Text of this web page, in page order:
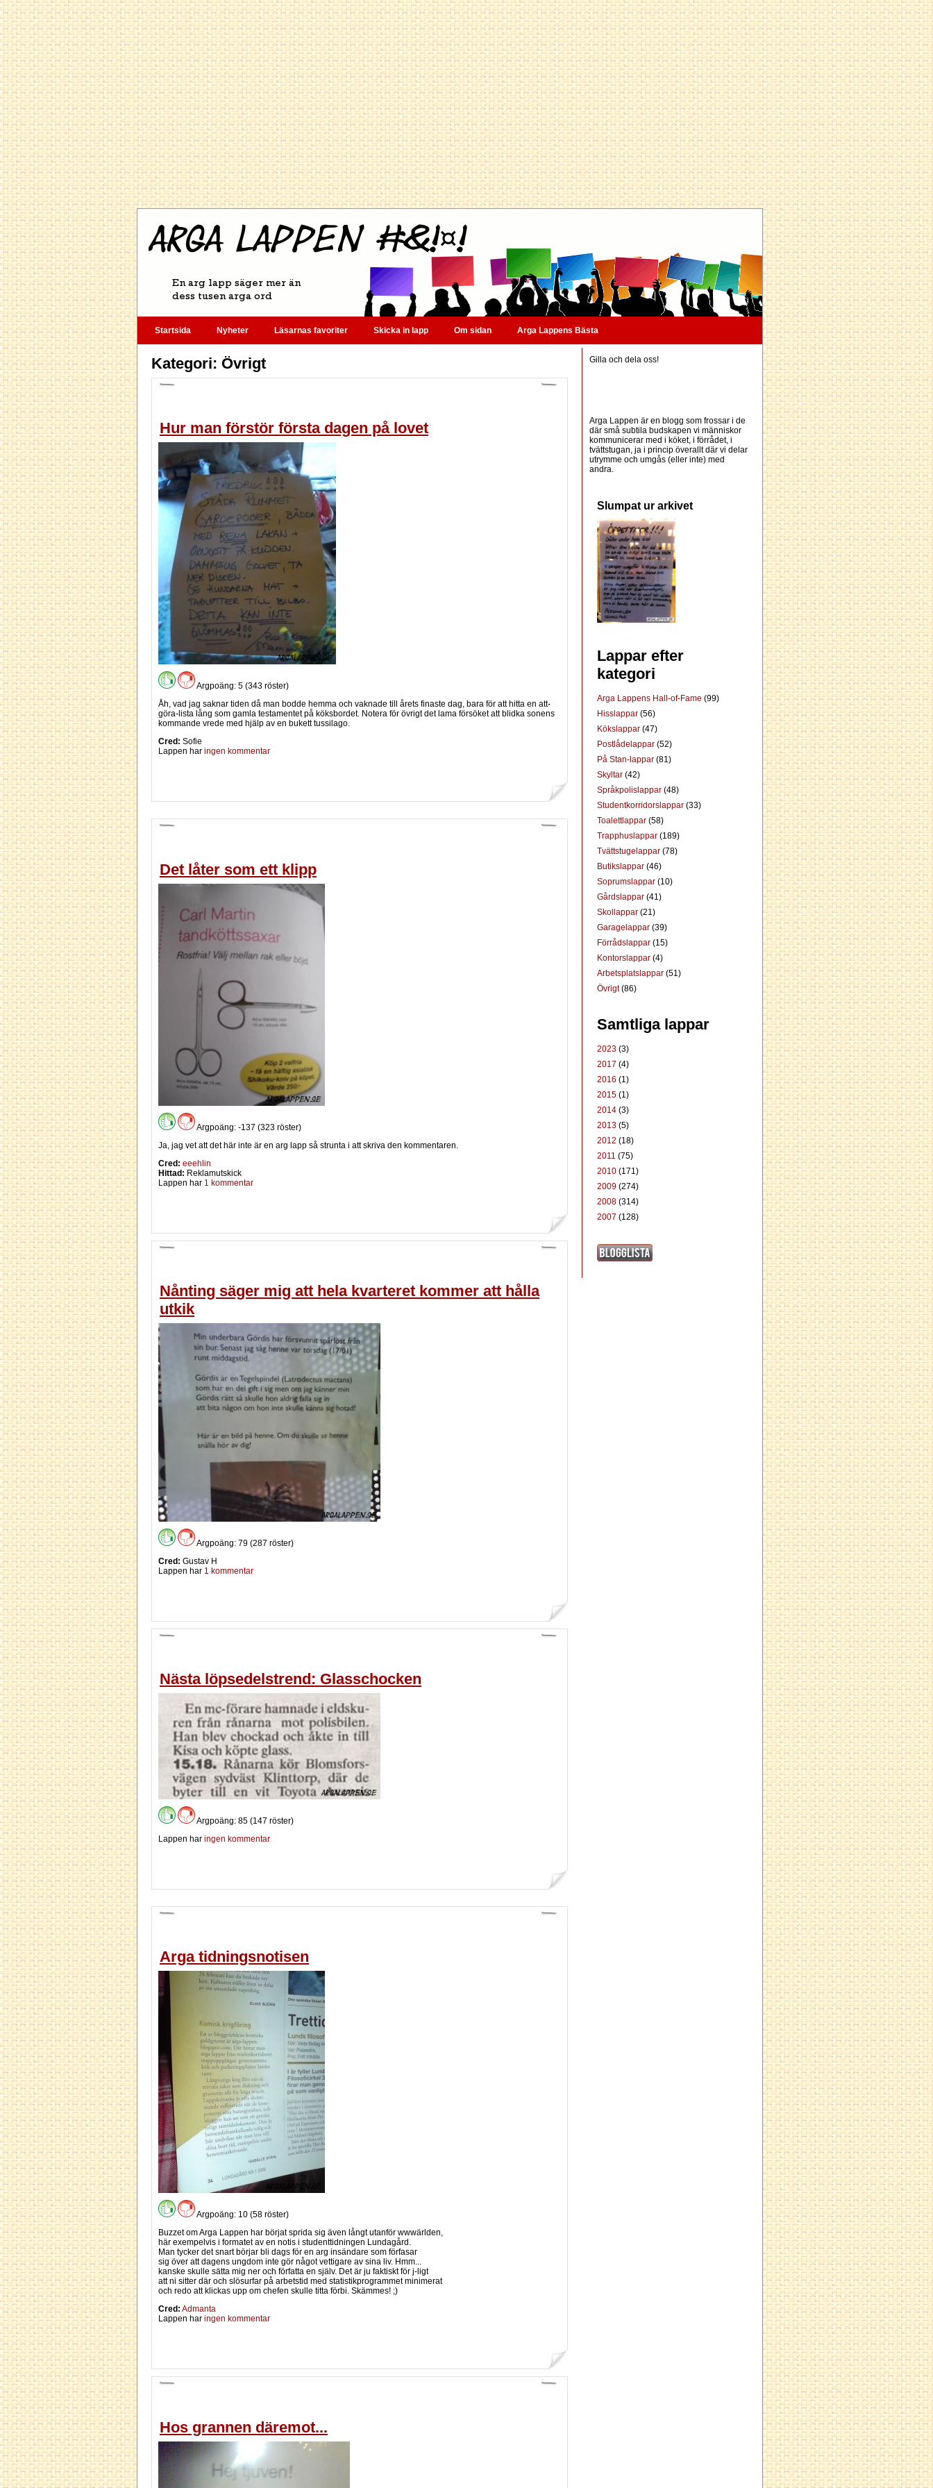
Startsida Nyheter Läsarnas favoriter Skicka in lapp Om sidan Arga Lappens Bästa
Kategori: Övrigt
Hur man förstör första dagen på lovet
Argpoäng: 5 (343 röster)
Åh, vad jag saknar tiden då man bodde hemma och vaknade till årets finaste dag, bara för att hitta en att-
göra-lista lång som gamla testamentet på köksbordet. Notera för övrigt det lama försöket att blidka sonens
kommande vrede med hjälp av en bukett tussilago.
Cred: Sofie
Lappen har ingen kommentar
Det låter som ett klipp
Argpoäng: -137 (323 röster)
Ja, jag vet att det här inte är en arg lapp så strunta i att skriva den kommentaren.
Cred: eeehlin
Hittad: Reklamutskick
Lappen har 1 kommentar
Nånting säger mig att hela kvarteret kommer att hålla
utkik
Argpoäng: 79 (287 röster)
Cred: Gustav H
Lappen har 1 kommentar
Nästa löpsedelstrend: Glasschocken
Argpoäng: 85 (147 röster)
Lappen har ingen kommentar
Arga tidningsnotisen
Argpoäng: 10 (58 röster)
Buzzet om Arga Lappen har börjat sprida sig även långt utanför wwwärlden,
här exempelvis i formatet av en notis i studenttidningen Lundagård.
Man tycker det snart börjar bli dags för en arg insändare som förfasar
sig över att dagens ungdom inte gör något vettigare av sina liv. Hmm...
kanske skulle sätta mig ner och författa en själv. Det är ju faktiskt för j-ligt
att ni sitter där och slösurfar på arbetstid med statistikprogrammet minimerat
och redo att klickas upp om chefen skulle titta förbi. Skämmes! ;)
Cred: Admanta
Lappen har ingen kommentar
Hos grannen däremot...
Gilla och dela oss!
Arga Lappen är en blogg som frossar i de
där små subtila budskapen vi människor
kommunicerar med i köket, i förrådet, i
tvättstugan, ja i princip överallt där vi delar
utrymme och umgås (eller inte) med
andra.
Slumpat ur arkivet
Lappar efter
kategori
Arga Lappens Hall-of-Fame (99)
Hisslappar (56)
Kökslappar (47)
Postlådelappar (52)
På Stan-lappar (81)
Skyltar (42)
Språkpolislappar (48)
Studentkorridorslappar (33)
Toalettlappar (58)
Trapphuslappar (189)
Tvättstugelappar (78)
Butikslappar (46)
Soprumslappar (10)
Gårdslappar (41)
Skollappar (21)
Garagelappar (39)
Förrådslappar (15)
Kontorslappar (4)
Arbetsplatslappar (51)
Övrigt(86)
Samtliga lappar
2023 (3)
2017 (4)
2016 (1)
2015 (1)
2014 (3)
2013 (5)
2012 (18)
2011 (75)
2010 (171)
2009 (274)
2008 (314)
2007 (128)